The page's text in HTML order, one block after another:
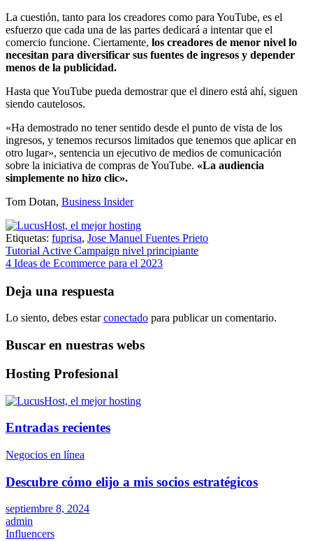
La cuestión, tanto para los creadores como para YouTube, es el
esfuerzo que cada una de las partes dedicará a intentar que el
comercio funcione. Ciertamente, los creadores de menor nivel lo
necesitan para diversificar sus fuentes de ingresos y depender
menos de la publicidad.
Hasta que YouTube pueda demostrar que el dinero está ahí, siguen
siendo cautelosos.
«Ha demostrado no tener sentido desde el punto de vista de los
ingresos, y tenemos recursos limitados que tenemos que aplicar en
otro lugar», sentencia un ejecutivo de medios de comunicación
sobre la iniciativa de compras de YouTube. «La audiencia
simplemente no hizo clic».
Tom Dotan, Business Insider
Etiquetas: fuprisa, Jose Manuel Fuentes Prieto
Navegación
de
entradas
Tutorial Active Campaign nivel principiante
4 Ideas de Ecommerce para el 2023
Deja una respuesta
Lo siento, debes estarconectado para publicar un comentario.
Buscar en nuestras webs
Hosting Profesional
Entradas recientes
Negocios en línea
Descubre cómo elijo a mis socios estratégicos
septiembre 8, 2024
admin
Influencers